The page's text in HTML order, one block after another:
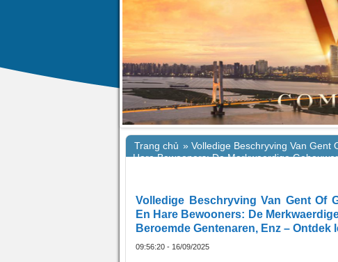
Trang chủ » Volledige Beschryving Van Gent
Hare Bewooners: De Merkwaerdige
Volledige Beschryving Van Gent Of
En Hare Bewooners: De
Beroemde Gentenaren, Enz –
09:56:20 - 16/09/2025